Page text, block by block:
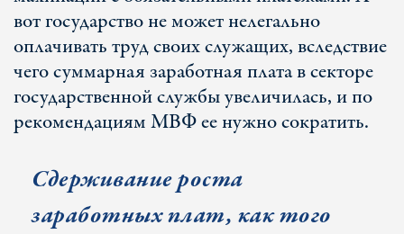
вот государство не может нелегально
оплачивать труд своих служащих, вследствие
чего суммарная заработная плата в секторе
государственной службы увеличилась, и по
рекомендациям МВФ ее нужно сократить.
Сдерживание роста
заработных плат, как того